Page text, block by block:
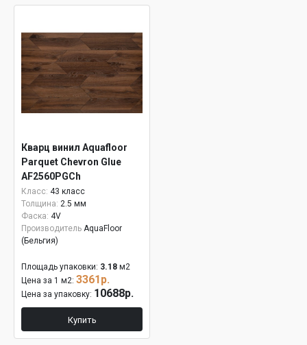
Кварц винил Aquafloor
Parquet Chevron Glue
AF2560PGCh
Класс: 43 класс
Толщина: 2.5 мм
Фаска: 4V
Производитель AquaFloor
(Бельгия)
Площадь упаковки: 3.18 м2
Цена за 1 м2: 3361р.
Цена за упаковку: 10688р.
Купить